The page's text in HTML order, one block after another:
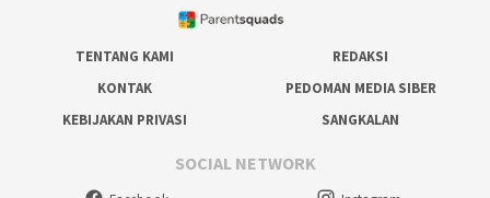
TENTANG KAMI
REDAKSI
KONTAK
PEDOMAN MEDIA SIBER
KEBIJAKAN PRIVASI
SANGKALAN
SOCIAL NETWORK